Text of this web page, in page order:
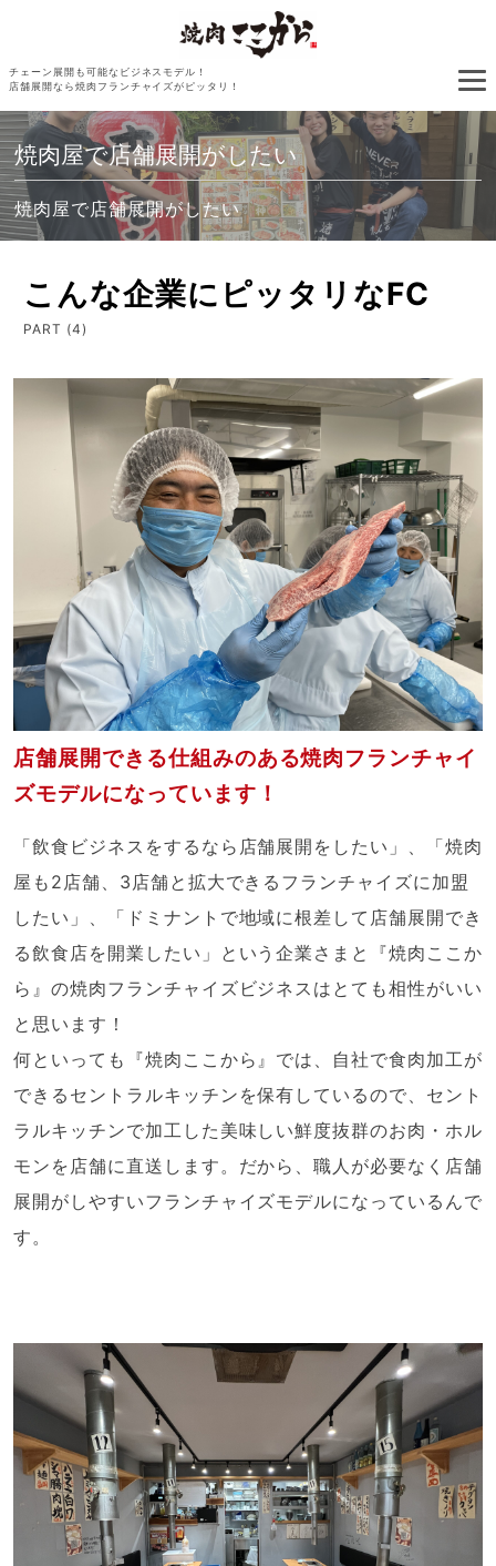
店舗展開なら焼肉フランチャイズがピッタリ！
チェーン展開も可能なビジネスモデル！
焼肉屋で店舗展開がしたい
焼肉屋で店舗展開がしたい
こんな企業にピッタリなFC
PART (4)
店舗展開できる仕組みのある焼肉フランチャイ
ズモデルになっています！
「飲食ビジネスをするなら店舗展開をしたい」、「焼肉
屋も2店舗、3店舗と拡大できるフランチャイズに加盟
したい」、「ドミナントで地域に根差して店舗展開でき
る飲食店を開業したい」という企業さまと『焼肉ここか
ら』の焼肉フランチャイズビジネスはとても相性がいい
と思います！
何といっても『焼肉ここから』では、自社で食肉加工が
できるセントラルキッチンを保有しているので、セント
ラルキッチンで加工した美味しい鮮度抜群のお肉・ホル
モンを店舗に直送します。だから、職人が必要なく店舗
展開がしやすいフランチャイズモデルになっているんで
す。